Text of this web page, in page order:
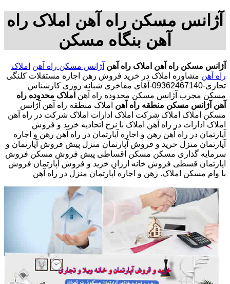
آژانس مسکن راه آهن املاک راه
آهن بنگاه مسکن
آژانس مسکن راه آهن املاک راه آهن آژانس مسکن راه آهن املاک
راه آهن مشاوره املاک در خرید فروش رهن اجاره مستقلات کلنگی
تجاری-09362467140-آقای مفاخری شبانه روزی کارشناس
مسکن مجرب آژانس مسکن محدوده راه آهن املاک محدوده راه
آهن آژانس مسکن منطقه راه آهن املاک منطقه راه آهن آژانس
مسکن املاک املاک شرکت املاک ادارات املاک شرکت در راه آهن
املاک ادارات در راه آهن املاک با نرخ اتحادیه خرید و فروش
آپارتمان در راه آهن رهن و اجاره آپارتمان در راه آهن رهن و اجاره
آپارتمان منزل خرید و فروش آپارتمان منزل پیش فروش آپارتمان و
سرمایه گذاری مسکن مسکن اقساطی پیش فروش مسکن فروش
اپارتمان قسطی فروش خانه ارزان خرید و فروش آپارتمان فروش
با وام مسکن املاک. رهن و اجاره آپارتمان منزل در راه آهن